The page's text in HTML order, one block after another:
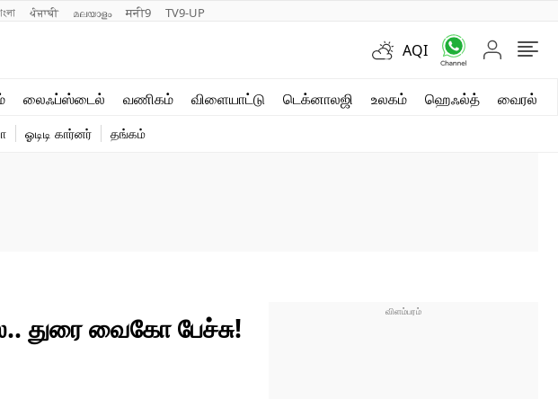
ਪੰਜਾਬੀ മലയാളം मनी9 TV9-UP
AQI
லைஃப்ஸ்டைல் வணிகம் விளையாட்டு டெக்னாலஜி உலகம் ஹெஃல்த் வைரல்
வைரல்
ஓடிடி கார்னர் தங்கம்
துரை வைகோ பேச்சு!